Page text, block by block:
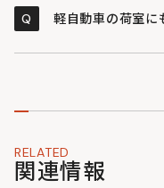
・頑丈な帆布を2
心感があります。
火の煙を避けやす
・焚き火の煙は上
・静止耐荷重（約
おり、大柄な方で
Q 軽自動車の荷室に
め、荷物の一番下
にすっきりと収ま
RELATED
関連情報